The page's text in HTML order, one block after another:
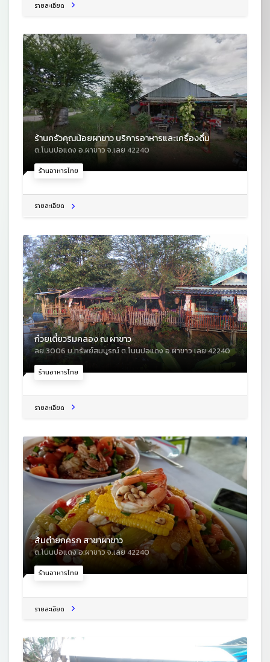
รายละเอียด
ร้านอาหารไทย
ร้านครัวคุณน้อยผาขาว บริการอาหารและเครื่องดื่ม
ต.โนนปอแดง อ.ผาขาว จ.เลย 42240
รายละเอียด
ร้านอาหารไทย
ก๋วยเตี๋ยวริมคลอง ณ ผาขาว
ลย.3006 บ.ทรัพย์สมบูรณ์ ต.โนนปอแดง อ.ผาขาว เลย 42240
รายละเอียด
ร้านอาหารไทย
ส้มตำยกครก สาขาผาขาว
ต.โนนปอแดง อ.ผาขาว จ.เลย 42240
รายละเอียด